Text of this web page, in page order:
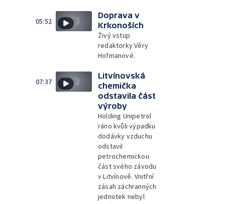
05:52
Doprava v
Krkonoších
Živý vstup
redaktorky Věry
Hofmanové.
07:37
Litvínovská
chemička
odstavila část
výroby
Holding Unipetrol
ráno kvůli výpadku
dodávky vzduchu
odstavil
petrochemickou
část svého závodu
v Litvínově. Vnitřní
zásah záchranných
jednotek nebyl